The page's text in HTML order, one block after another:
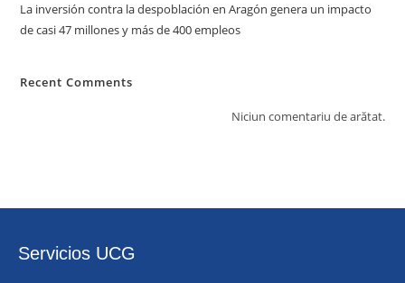
La inversión contra la despoblación en Aragón genera un impacto
de casi 47 millones y más de 400 empleos
Recent Comments
Niciun comentariu de arătat.
Servicios UCG